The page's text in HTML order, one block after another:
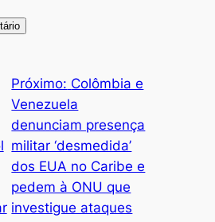
Próximo: Colômbia e
Venezuela
denunciam presença
militar ‘desmedida’
dos EUA no Caribe e
pedem à ONU que
investigue ataques